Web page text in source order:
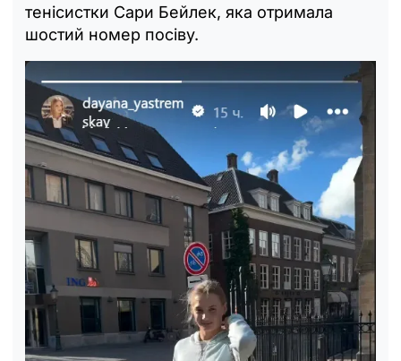
тенісистки Сари Бейлек, яка отримала
шостий номер посіву.